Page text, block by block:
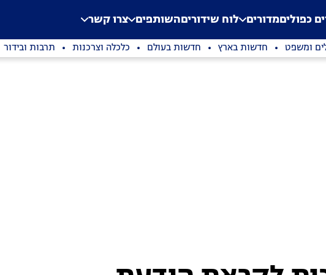
Application error: a
. כפוליםמדורים לוח שידוריםהשותפים צרו קשר
ומשפט חדשות בארץ חדשות בעולם כלכלה וצרכנות תרבות ובידור